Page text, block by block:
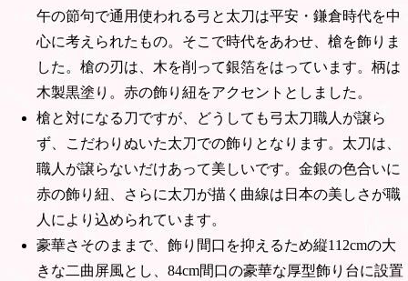
午の節句で通用使われる弓と太刀は平安・鎌倉時代を中
心に考えられたもの。そこで時代をあわせ、槍を飾りま
した。槍の刃は、木を削って銀箔をはっています。柄は
木製黒塗り。赤の飾り紐をアクセントとしました。
槍と対になる刀ですが、どうしても弓太刀職人が譲ら
ず、こだわりぬいた太刀での飾りとなります。太刀は、
職人が譲らないだけあって美しいです。金銀の色合いに
赤の飾り紐、さらに太刀が描く曲線は日本の美しさが職
人により込められています。
豪華さそのままで、飾り間口を抑えるため縦112cmの大
きな二曲屏風とし、84cm間口の豪華な厚型飾り台に設置